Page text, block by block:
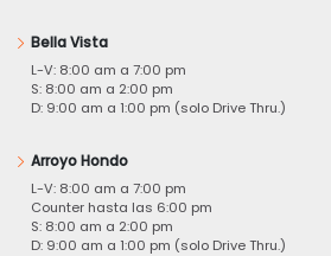
Bella Vista
L-V: 8:00 am a 7:00 pm
S: 8:00 am a 2:00 pm
D: 9:00 am a 1:00 pm (solo Drive Thru.)
Arroyo Hondo
L-V: 8:00 am a 7:00 pm
Counter hasta las 6:00 pm
S: 8:00 am a 2:00 pm
D: 9:00 am a 1:00 pm (solo Drive Thru.)